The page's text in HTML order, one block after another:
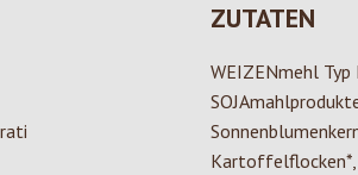
ZUTATEN
WEIZENmehl Typ
Kartoffelflocken*,